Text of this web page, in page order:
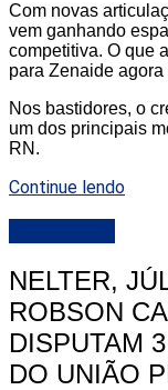
Com novas
vem ganhando
competitiva. O que
para Zenaide
Nos bastidores, o
um dos principais
RN.
Continue lendo
NELTER,
ROBSON
DISPUTAM
DO UNIÃO